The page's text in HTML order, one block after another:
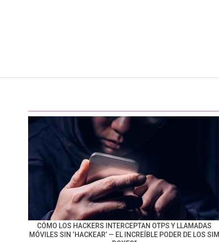
CÓMO LOS HACKERS INTERCEPTAN OTPS Y LLAMADAS
MÓVILES SIN ‘HACKEAR’ — EL INCREÍBLE PODER DE LOS SIM